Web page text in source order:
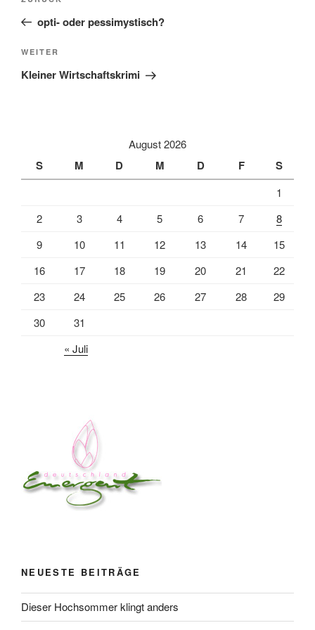
Beitragopti- oder pessimystisch?
Nächster
Beitrag
WEITER
Kleiner Wirtschaftskrimi
August 2026
S M D M D F S
1
2
3 4 5 6 7
8
9
10 11 12 13 14
15
16
17 18 19 20 21
22
23
24 25 26 27 28
29
30
31
« Juli
NEUESTE BEITRÄGE
Dieser Hochsommer klingt anders